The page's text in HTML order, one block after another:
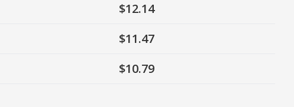
$12.14
$11.47
$10.79